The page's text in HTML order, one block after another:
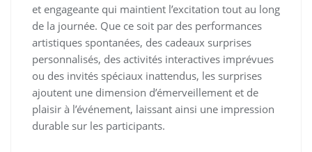
et engageante qui maintient l’excitation tout au long
de la journée. Que ce soit par des performances
artistiques spontanées, des cadeaux surprises
personnalisés, des activités interactives imprévues
ou des invités spéciaux inattendus, les surprises
ajoutent une dimension d’émerveillement et de
plaisir à l’événement, laissant ainsi une impression
durable sur les participants.